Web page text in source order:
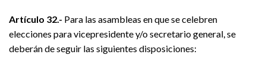
Artículo 32.- Para las asambleas en que se celebren
elecciones para vicepresidente y/o secretario general, se
deberán de seguir las siguientes disposiciones: